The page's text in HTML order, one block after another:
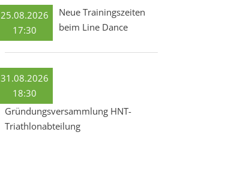
25.08.2026
17:30
Neue Trainingszeiten
beim Line Dance
31.08.2026
18:30
Gründungsversammlung HNT-
Triathlonabteilung